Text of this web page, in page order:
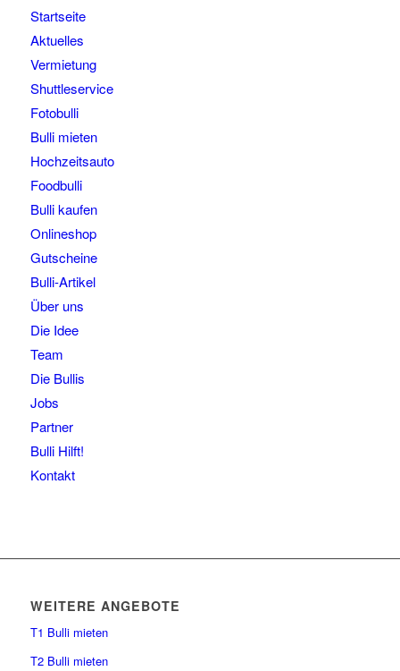
Startseite
Aktuelles
Vermietung
Shuttleservice
Fotobulli
Bulli mieten
Hochzeitsauto
Foodbulli
Bulli kaufen
Onlineshop
Gutscheine
Bulli-Artikel
Über uns
Die Idee
Team
Die Bullis
Jobs
Partner
Bulli Hilft!
Kontakt
WEITERE ANGEBOTE
T1 Bulli mieten
T2 Bulli mieten